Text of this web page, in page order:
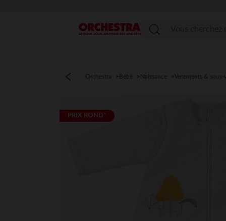
Menu
Orchestra Bébé Naissance Vetements & sous-
PRIX ROND*